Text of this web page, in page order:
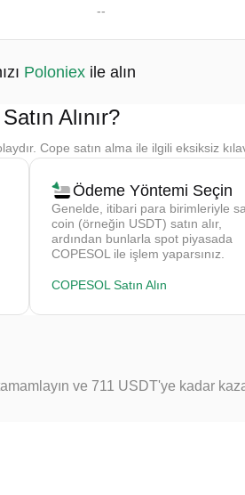
--
Poloniex ile alın
Alınır?
Cope satın alma ile ilgili eksiksiz
Ödeme Yöntemi Seçin
Genelde, itibari para birimleriyle
coin (örneğin USDT) satın alır,
ardından bunlarla spot piyasada
COPESOL ile işlem yaparsınız.
COPESOL Satın Alın
ve 711 USDT'ye kadar